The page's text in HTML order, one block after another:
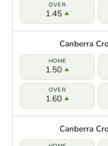
1.45
Canberra
1.50
1.60
Canberra